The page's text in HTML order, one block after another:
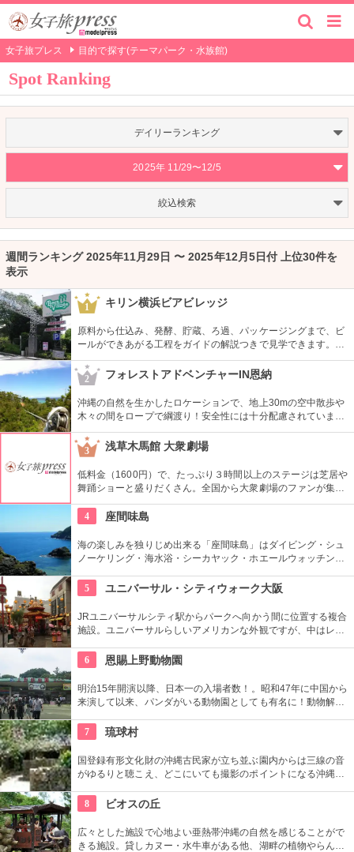
女子旅プレス 目的で探す(テーマパーク・水族館)
Spot Ranking
デイリーランキング
2025年 11/29〜12/5
絞込検索
週間ランキング 2025年11月29日 〜 2025年12月5日付 上位30件を
表示
1 キリン横浜ビアビレッジ
原料から仕込み、発酵、貯蔵、ろ過、パッケージングまで、ビ
ールができあがる工程をガイドの解説つきで見学できます。通
常の見学コースの他、参加費無料でオプショナルツアーを申し
込むことができます。工場内の写真撮影もOKです。
2 フォレストアドベンチャーIN恩納
沖縄の自然を生かしたロケーションで、地上30mの空中散歩や
木々の間をロープで綱渡り！安全性には十分配慮されています
が、きちんとルールに従うことが必要。キッズの自立心を鍛え
ることもできますよ！体力に自信がなくても大丈夫です。
3 浅草木馬館 大衆劇場
低料金（1600円）で、たっぷり３時間以上のステージは芝居や
舞踊ショーと盛りだくさん。全国から大衆劇場のファンが集ま
り、お目当ての役者が登場すると客席から声がかかり、おひね
りが飛ぶ。
4 座間味島
海の楽しみを独りじめ出来る「座間味島」はダイビング・シュ
ノーケリング・海水浴・シーカヤック・ホエールウォッチン
ます。大自然の海に触れ地球を感じます。
5 ユニバーサル・シティウォーク大阪
JRユニバーサルシティ駅からパークへ向かう間に位置する複合
施設。ユニバーサルらしいアメリカンな外観ですが、中はレス
実の空間。随所に置かれるオブジェと写真を撮ったり、大阪ら
しいお土産もゲットできちゃう。
6 恩賜上野動物園
明治15年開演以降、日本一の入場者数！。昭和47年に中国から
来演して以来、パンダがいる動物園としても有名に！動物解説
7
琉球村
国登録有形文化財の沖縄古民家が立ち並ぶ園内からは三線の音
がゆるりと聴こえ、どこにいても撮影のポイントになる沖縄ら
り、どれを体験したら良いか迷ってしまう程！沖縄を丸ごと感
じるならぜひココへ。
8 ビオスの丘
広々とした施設で心地よい亜熱帯沖縄の自然を感じることがで
きる施設。貸しカヌー・水牛車がある他、湖畔の植物やらんの